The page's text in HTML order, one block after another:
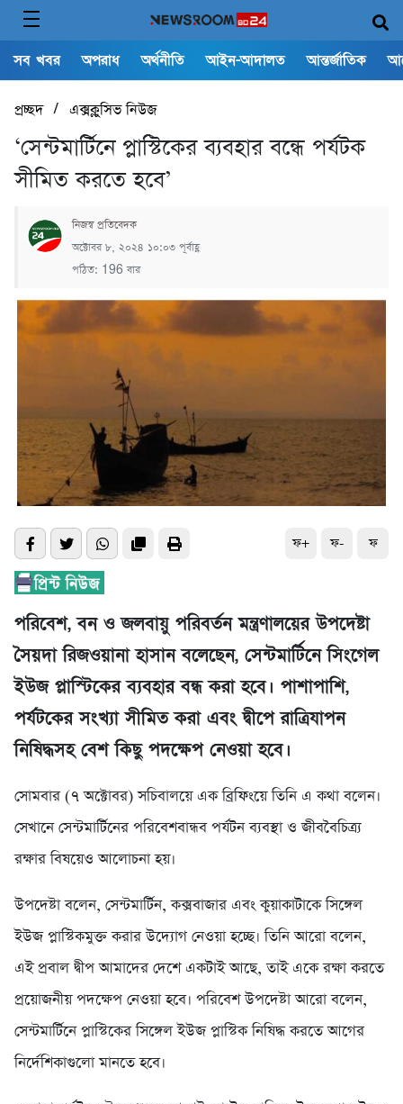
সব খবর অপরাধ অর্থনীতি আইন-আদালত আন্তর্জাতিক
প্রচ্ছদ/ এক্সক্লুসিভ নিউজ
‘সেন্টমার্টিনে প্লাস্টিকের ব্যবহার বন্ধে পর্যটক
সীমিত করতে হবে’
নিজস্ব প্রতিবেদক
অক্টোবর ৮, ২০২৪ ১০:০৩ পূর্বাহ্ণ
পঠিত: 196 বার
ফ+ ফ- ফ
পরিবেশ, বন ও জলবায়ু পরিবর্তন মন্ত্রণালয়ের উপদেষ্টা
সৈয়দা রিজওয়ানা হাসান বলেছেন, সেন্টমার্টিনে সিংগেল
ইউজ প্লাস্টিকের ব্যবহার বন্ধ করা হবে। পাশাপাশি,
পর্যটকের সংখ্যা সীমিত করা এবং দ্বীপে রাত্রিযাপন
নিষিদ্ধসহ বেশ কিছু পদক্ষেপ নেওয়া হবে।
সোমবার (৭ অক্টোবর) সচিবালয়ে এক ব্রিফিংয়ে তিনি এ কথা বলেন।
সেখানে সেন্টমার্টিনের পরিবেশবান্ধব পর্যটন ব্যবস্থা ও জীববৈচিত্র্য
রক্ষার বিষয়েও আলোচনা হয়।
উপদেষ্টা বলেন, সেন্টমার্টিন, কক্সবাজার এবং কুয়াকাটাকে সিঙ্গেল
ইউজ প্লাস্টিকমুক্ত করার উদ্যোগ নেওয়া হচ্ছে। তিনি আরো বলেন,
এই প্রবাল দ্বীপ আমাদের দেশে একটাই আছে, তাই একে রক্ষা করতে
প্রয়োজনীয় পদক্ষেপ নেওয়া হবে। পরিবেশ উপদেষ্টা আরো বলেন,
সেন্টমার্টিনে প্লাস্টিকের সিঙ্গেল ইউজ প্লাস্টিক নিষিদ্ধ করতে আগের
নির্দেশিকাগুলো মানতে হবে।